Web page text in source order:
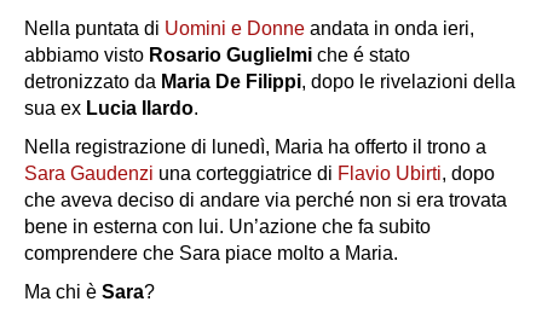
Nella puntata di Uomini e Donne andata in onda ieri,
abbiamo visto Rosario Guglielmi che é stato
detronizzato da Maria De Filippi, dopo le rivelazioni della
sua ex Lucia Ilardo.
Nella registrazione di lunedì, Maria ha offerto il trono a
Sara Gaudenzi una corteggiatrice di Flavio Ubirti, dopo
che aveva deciso di andare via perché non si era trovata
bene in esterna con lui. Un’azione che fa subito
comprendere che Sara piace molto a Maria.
Ma chi è Sara?